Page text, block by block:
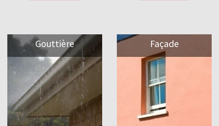
Gouttière Façade